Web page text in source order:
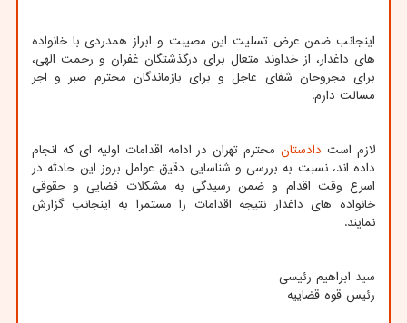
اینجانب ضمن عرض تسلیت این مصیبت و ابراز همدردی با خانواده
های داغدار، از خداوند متعال برای درگذشتگان غفران و رحمت الهی،
برای مجروحان شفای عاجل و برای بازماندگان محترم صبر و اجر
مسالت دارم.
لازم است دادستانمحترم تهران در ادامه اقدامات اولیه ای که انجام
داده اند، نسبت به بررسی و شناسایی دقیق عوامل بروز این حادثه در
اسرع وقت اقدام و ضمن رسیدگی به مشکلات قضایی و حقوقی
خانواده های داغدار نتیجه اقدامات را مستمرا به اینجانب گزارش
نمایند.
سید ابراهیم رئیسی
رئیس قوه قضاییه